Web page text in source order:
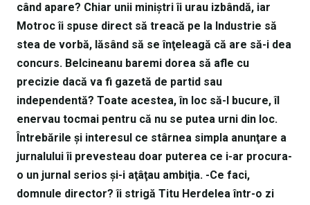
când apare? Chiar unii miniştri îi urau izbândă, iar
Motroc îi spuse direct să treacă pe la Industrie să
stea de vorbă, lăsând să se înţeleagă că are să-i dea
concurs. Belcineanu baremi dorea să afle cu
precizie dacă va fi gazetă de partid sau
independentă? Toate acestea, în loc să-l bucure, îl
enervau tocmai pentru că nu se putea urni din loc.
Întrebările şi interesul ce stârnea simpla anunţare a
jurnalului îi prevesteau doar puterea ce i-ar procura-
o un jurnal serios şi-i aţâţau ambiţia. -Ce faci,
domnule director? îi strigă Titu Herdelea într-o zi